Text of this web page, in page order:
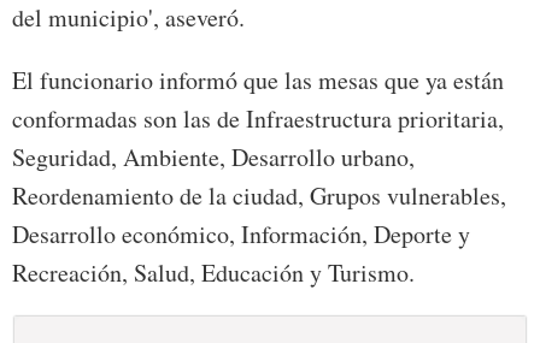
del municipio', aseveró.
El funcionario informó que las mesas que ya están
conformadas son las de Infraestructura prioritaria,
Seguridad, Ambiente, Desarrollo urbano,
Reordenamiento de la ciudad, Grupos vulnerables,
Desarrollo económico, Información, Deporte y
Recreación, Salud, Educación y Turismo.